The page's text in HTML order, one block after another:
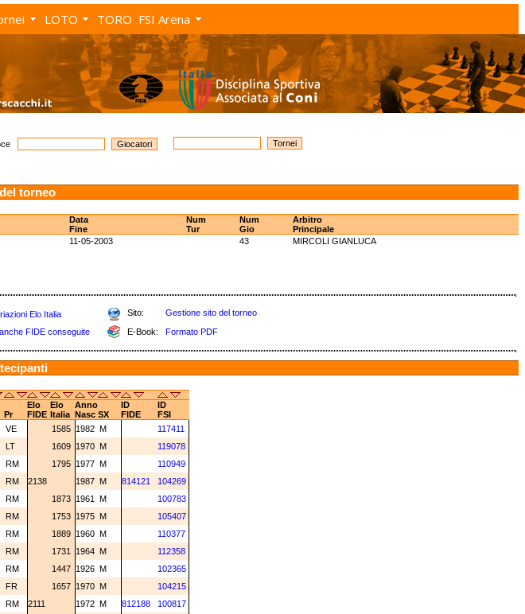
LOTO TORO FSI Arena
torneo
Data
Fine
Num
Tur
Num
Gio
Arbitro
Principale
11-05-2003 43
MIRCOLI GIANLUCA
Elo Italia Sito:
Gestione sito del torneo
FIDE conseguite E-Book: Formato PDF
Elo Elo Anno ID
ID
Pr FIDE Italia Nasc SX FIDE
FSI
VE 1585 1982 M
117411
LT 1609 1970 M
119078
RM 1795 1977 M
110949
RM 2138 1987 M 814121
104269
RM 1873 1961 M
100783
RM 1753 1975 M
105407
RM 1889 1960 M
110377
RM 1731 1964 M
112358
RM 1447 1926 M
102365
FR 1657 1970 M
104215
RM 2111 1972 M 812188
100817